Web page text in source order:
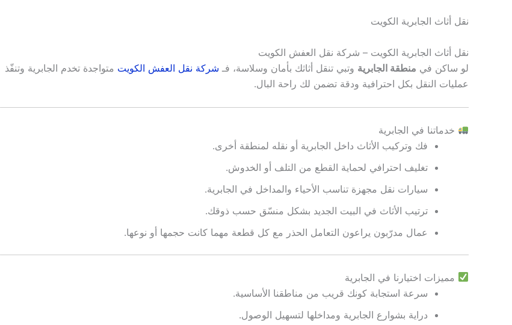
نقل أثاث الجابرية الكويت
نقل أثاث الجابرية الكويت – شركة نقل العفش الكويت
لو ساكن في منطقة الجابرية وتبي تنقل أثاثك بأمان وسلاسة، فـ شركة نقل العفش الكويت متواجدة تخدم الجابرية وتنفّذ
عمليات النقل بكل احترافية ودقة تضمن لك راحة البال.
خدماتنا في الجابرية
فك وتركيب الأثاث داخل الجابرية أو نقله لمنطقة أخرى.
تغليف احترافي لحماية القطع من التلف أو الخدوش.
سيارات نقل مجهزة تناسب الأحياء والمداخل في الجابرية.
ترتيب الأثاث في البيت الجديد بشكل منسّق حسب ذوقك.
عمال مدرّبون يراعون التعامل الحذر مع كل قطعة مهما كانت حجمها أو نوعها.
مميزات اختيارنا في الجابرية
سرعة استجابة كونك قريب من مناطقنا الأساسية.
دراية بشوارع الجابرية ومداخلها لتسهيل الوصول.